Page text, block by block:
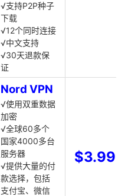
√支持P2P种子
下载
√12个同时连接
√中文支持
√30天退款保
证
Nord VPN
√使用双重数据
加密
√全球60多个
国家4000多台
服务器
√提供大量的付
款选择，包括
支付宝、微信
$3.99